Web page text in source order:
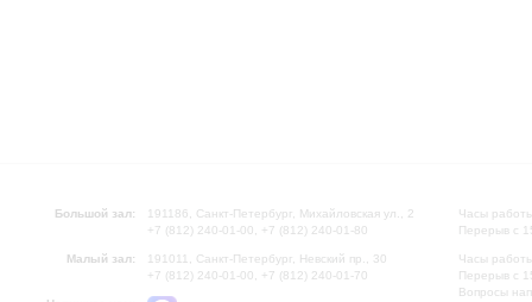
Большой зал:
191186, Санкт-Петербург, Михайловская ул., 2
+7 (812) 240-01-00, +7 (812) 240-01-80
Малый зал:
191011, Санкт-Петербург, Невский пр., 30
+7 (812) 240-01-00, +7 (812) 240-01-70
Часы
Перерыв с
Часы
Перерыв с
Вопросы